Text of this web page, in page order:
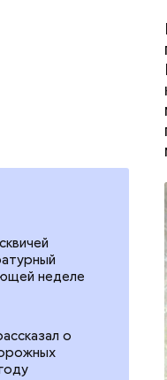
неделе
о